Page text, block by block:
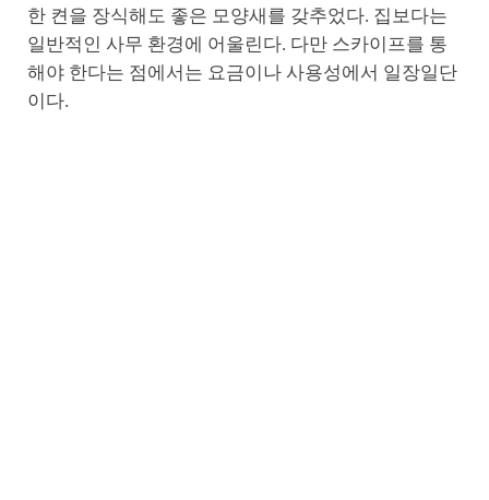
한 켠을 장식해도 좋은 모양새를 갖추었다. 집보다는
일반적인 사무 환경에 어울린다. 다만 스카이프를 통
해야 한다는 점에서는 요금이나 사용성에서 일장일단
이다.